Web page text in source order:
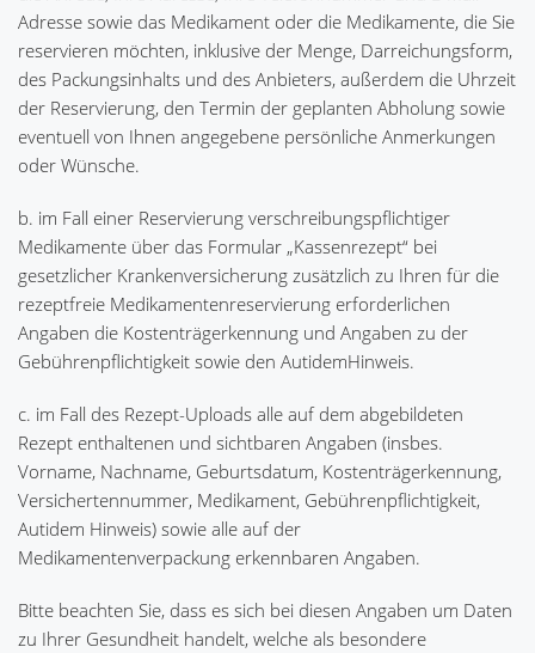
Adresse sowie das Medikament oder die Medikamente, die Sie
reservieren möchten, inklusive der Menge, Darreichungsform,
des Packungsinhalts und des Anbieters, außerdem die Uhrzeit
der Reservierung, den Termin der geplanten Abholung sowie
eventuell von Ihnen angegebene persönliche Anmerkungen
oder Wünsche.
b. im Fall einer Reservierung verschreibungspflichtiger
Medikamente über das Formular „Kassenrezept“ bei
gesetzlicher Krankenversicherung zusätzlich zu Ihren für die
rezeptfreie Medikamentenreservierung erforderlichen
Angaben die Kostenträgerkennung und Angaben zu der
Gebührenpflichtigkeit sowie den AutidemHinweis.
c. im Fall des Rezept-Uploads alle auf dem abgebildeten
Rezept enthaltenen und sichtbaren Angaben (insbes.
Vorname, Nachname, Geburtsdatum, Kostenträgerkennung,
Versichertennummer, Medikament, Gebührenpflichtigkeit,
Autidem Hinweis) sowie alle auf der
Medikamentenverpackung erkennbaren Angaben.
Bitte beachten Sie, dass es sich bei diesen Angaben um Daten
zu Ihrer Gesundheit handelt, welche als besondere